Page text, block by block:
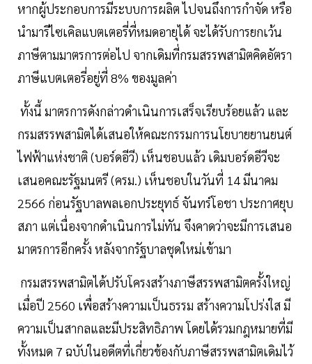
หากผู้ประกอบการมีระบบการผลิต ไปจนถึงการกำจัด หรือ
นำมารีไซเคิลแบตเตอรี่ที่หมดอายุได้ จะได้รับการยกเว้น
ภาษีตามมาตรการต่อไป จากเดิมที่กรมสรรพสามิตคิดอัตรา
ภาษีแบตเตอรี่อยู่ที่ 8% ของมูลค่า
ทั้งนี้ มาตรการดังกล่าวดำเนินการเสร็จเรียบร้อยแล้ว และ
กรมสรรพสามิตได้เสนอให้คณะกรรมการนโยบายยานยนต์
ไฟฟ้าแห่งชาติ (บอร์ดอีวี) เห็นชอบแล้ว เดิมบอร์ดอีวีจะ
เสนอคณะรัฐมนตรี (ครม.) เห็นชอบในวันที่ 14 มีนาคม
2566 ก่อนรัฐบาลพลเอกประยุทธ์ จันทร์โอชา ประกาศยุบ
สภา แต่เนื่องจากดำเนินการไม่ทัน จึงคาดว่าจะมีการเสนอ
มาตรการอีกครั้ง หลังจากรัฐบาลชุดใหม่เข้ามา
กรมสรรพสามิตได้ปรับโครงสร้างภาษีสรรพสามิตครั้งใหญ่
เมื่อปี 2560 เพื่อสร้างความเป็นธรรม สร้างความโปร่งใส มี
ความเป็นสากลและมีประสิทธิภาพ โดยได้รวมกฎหมายที่มี
ทั้งหมด 7 ฉบับในอดีตที่เกี่ยวข้องกับภาษีสรรพสามิตเดิมไว้